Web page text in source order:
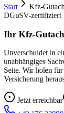
Start
Kfz-
DGuSV-zertifiziert
Ihr Kfz-
Unverschuldet in
unabhängiges
Seite. Wir holen
Versicherung
Jetzt erreichbar